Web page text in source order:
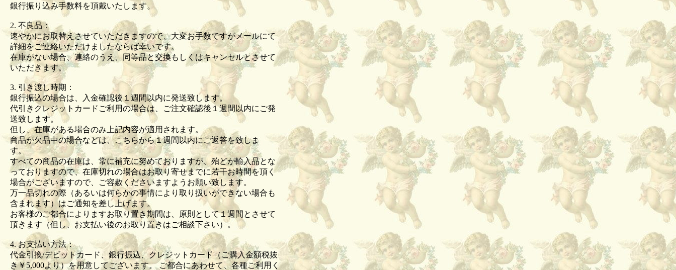
銀行振り込み手数料を頂戴いたします。
2. 不良品：
速やかにお取替えさせていただきますので、大変お手数ですがメールにて
詳細をご連絡いただけましたならば幸いです。
在庫がない場合、連絡のうえ、同等品と交換もしくはキャンセルとさせて
いただきます。
3. 引き渡し時期：
銀行振込の場合は、入金確認後１週間以内に発送致します。
代引きクレジットカードご利用の場合は、ご注文確認後１週間以内にご発
送致します。
但し、在庫がある場合のみ上記内容が適用されます。
商品が欠品中の場合などは、こちらから１週間以内にご返答を致しま
す。
すべての商品の在庫は、常に補充に努めておりますが、殆どが輸入品とな
っておりますので、在庫切れの場合はお取り寄せまでに若干お時間を頂く
場合がございますので、ご容赦くださいますようお願い致します。
万一品切れの際（あるいは何らかの事情により取り扱いができない場合も
含まれます）はご通知を差し上げます。
お客様のご都合によりますお取り置き期間は、原則として１週間とさせて
頂きます（但し、お支払い後のお取り置きはご相談下さい）。
4. お支払い方法：
代金引換/デビットカード、銀行振込、クレジットカード（ご購入金額税抜
き￥5,000より）を用意してございます。 ご都合にあわせて、各種ご利用く